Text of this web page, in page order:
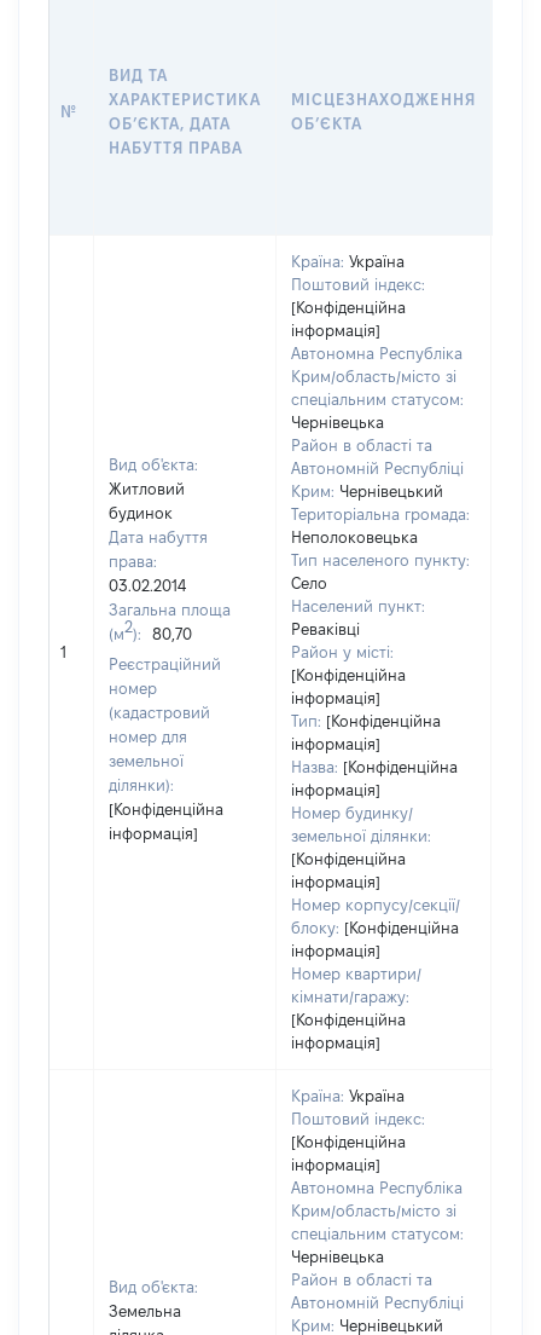
№
ВИД ТА
ХАРАКТЕРИСТИКА
ОБʼЄКТА, ДАТА
НАБУТТЯ ПРАВА
МІСЦЕЗНАХОДЖЕННЯ
ОБʼЄКТА
1
Вид об'єкта:
Житловий
будинок
Дата набуття
права:
03.02.2014
Загальна площа
(м2):
80,70
Реєстраційний
номер
(кадастровий
номер для
земельної
ділянки):
[Конфіденційна
інформація]
Країна: Україна
Поштовий індекс:
[Конфіденційна
інформація]
Автономна Республіка
Крим/область/місто зі
спеціальним статусом:
Чернівецька
Район в області та
Автономній Республіці
Крим: Чернівецький
Територіальна громада:
Неполоковецька
Тип населеного пункту:
Село
Населений пункт:
Реваківці
Район у місті:
[Конфіденційна
інформація]
Тип: [Конфіденційна
інформація]
Назва: [Конфіденційна
інформація]
Номер будинку/
земельної ділянки:
[Конфіденційна
інформація]
Номер корпусу/секції/
блоку: [Конфіденційна
інформація]
Номер квартири/
кімнати/гаражу:
[Конфіденційна
інформація]
Вид об'єкта:
Земельна
Країна: Україна
Поштовий індекс:
[Конфіденційна
інформація]
Автономна Республіка
Крим/область/місто зі
спеціальним статусом:
Чернівецька
Район в області та
Автономній Республіці
Крим: Чернівецький